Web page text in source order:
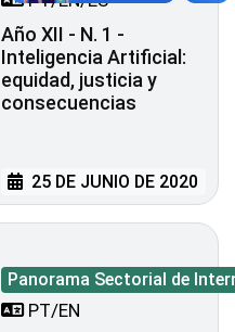
Año XII - N. 1 -
Inteligencia Artificial:
equidad, justicia y
consecuencias
25 DE JUNIO DE 2020
Panorama Sectorial de
PT/EN